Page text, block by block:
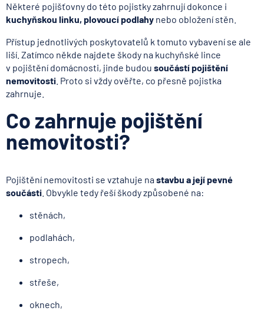
Některé pojišťovny do této pojistky zahrnují dokonce i
kuchyňskou linku, plovoucí podlahy nebo obložení stěn.
Přístup jednotlivých poskytovatelů k tomuto vybavení se ale
liší. Zatímco někde najdete škody na kuchyňské lince
v pojištění domácnosti, jinde budou součástí pojištění
nemovitosti. Proto si vždy ověřte, co přesně pojistka
zahrnuje.
Co zahrnuje pojištění
nemovitosti?
Pojištění nemovitosti se vztahuje na stavbu a její pevné
součásti. Obvykle tedy řeší škody způsobené na:
stěnách,
podlahách,
stropech,
střeše,
oknech,